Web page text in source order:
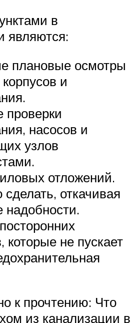
в
являются:
плановые осмотры
и
проверки
насосов и
узлов
отложений.
откачивая
надобности.
которые не пускает
к прочтению: Что
из канализации в